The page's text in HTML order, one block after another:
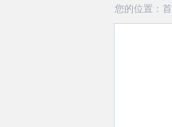
您的位置：